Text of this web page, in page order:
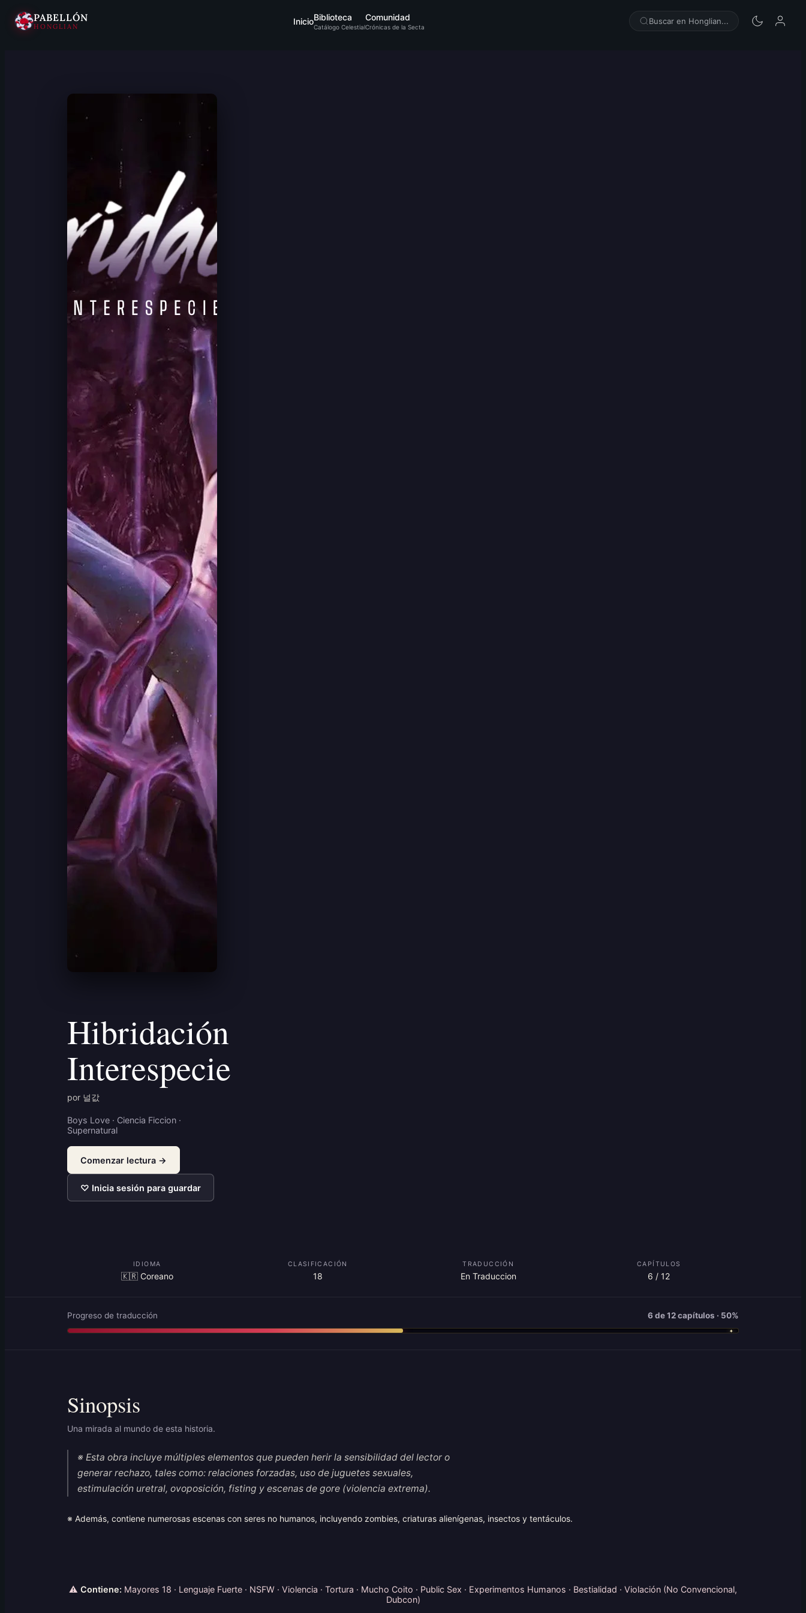
PABELLÓN
HONGLIAN InicioBiblioteca
Catálogo Celestial
Comunidad
Crónicas de la Secta
Buscar en Honglian...
Hibridación
Interespecie
por 널값
Boys Love · Ciencia Ficcion ·
Supernatural
Comenzar lectura →
♡ Inicia sesión para guardar
IDIOMA
🇰🇷 Coreano
CLASIFICACIÓN
18
TRADUCCIÓN
En Traduccion
CAPÍTULOS
6 / 12
Progreso de traducción 6 de 12 capítulos · 50%
Sinopsis
Una mirada al mundo de esta historia.
※ Esta obra incluye múltiples elementos que pueden herir la sensibilidad del lector o
generar rechazo, tales como: relaciones forzadas, uso de juguetes sexuales,
estimulación uretral, ovoposición, fisting y escenas de gore (violencia extrema).
※ Además, contiene numerosas escenas con seres no humanos, incluyendo zombies, criaturas alienígenas, insectos y tentáculos.
⚠ Contiene: Mayores 18 · Lenguaje Fuerte · NSFW · Violencia · Tortura · Mucho Coito · Public Sex · Experimentos Humanos · Bestialidad · Violación (No Convencional,
Dubcon)